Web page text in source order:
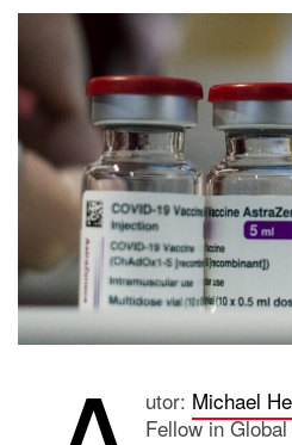
utor: Michael
Fellow in